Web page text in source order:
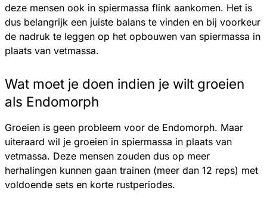
deze mensen ook in spiermassa flink aankomen. Het is
dus belangrijk een juiste balans te vinden en bij voorkeur
de nadruk te leggen op het opbouwen van spiermassa in
plaats van vetmassa.
Wat moet je doen indien je wilt groeien
als Endomorph
Groeien is geen probleem voor de Endomorph. Maar
uiteraard wil je groeien in spiermassa in plaats van
vetmassa. Deze mensen zouden dus op meer
herhalingen kunnen gaan trainen (meer dan 12 reps) met
voldoende sets en korte rustperiodes.